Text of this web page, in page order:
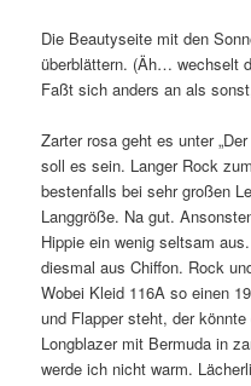
Die Beautyseite mit den
überblättern. (Äh… wechselt
Faßt sich anders an als
Zarter rosa geht es unter
soll es sein. Langer Rock
bestenfalls bei sehr großen
Langgröße. Na gut.
Hippie ein wenig seltsam
diesmal aus Chiffon. Rock
Wobei Kleid 116A so einen
und Flapper steht, der
Longblazer mit Bermuda in
werde ich nicht warm.